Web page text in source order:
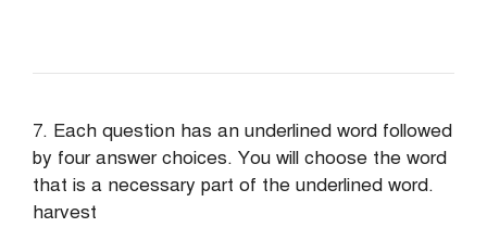
7. Each question has an underlined word followed
by four answer choices. You will choose the word
that is a necessary part of the underlined word.
harvest